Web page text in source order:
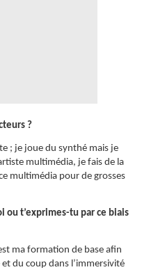
?
; je joue du synthé mais je
multimédia, je fais de la
multimédia pour de grosses
ou t’exprimes-tu par ce biais
ma formation de base afin
et du coup dans l’immersivité